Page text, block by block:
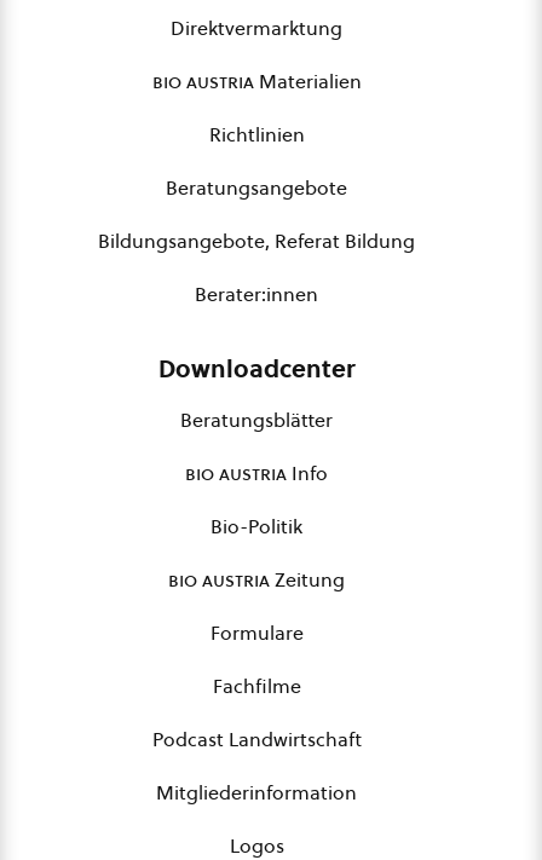
Direktvermarktung
bio austriaMaterialien
Richtlinien
Beratungsangebote
Bildungsangebote, Referat Bildung
Berater:innen
Downloadcenter
Beratungsblätter
bio austria Info
Bio-Politik
bio austriaZeitung
Formulare
Fachfilme
Podcast Landwirtschaft
Mitgliederinformation
Logos